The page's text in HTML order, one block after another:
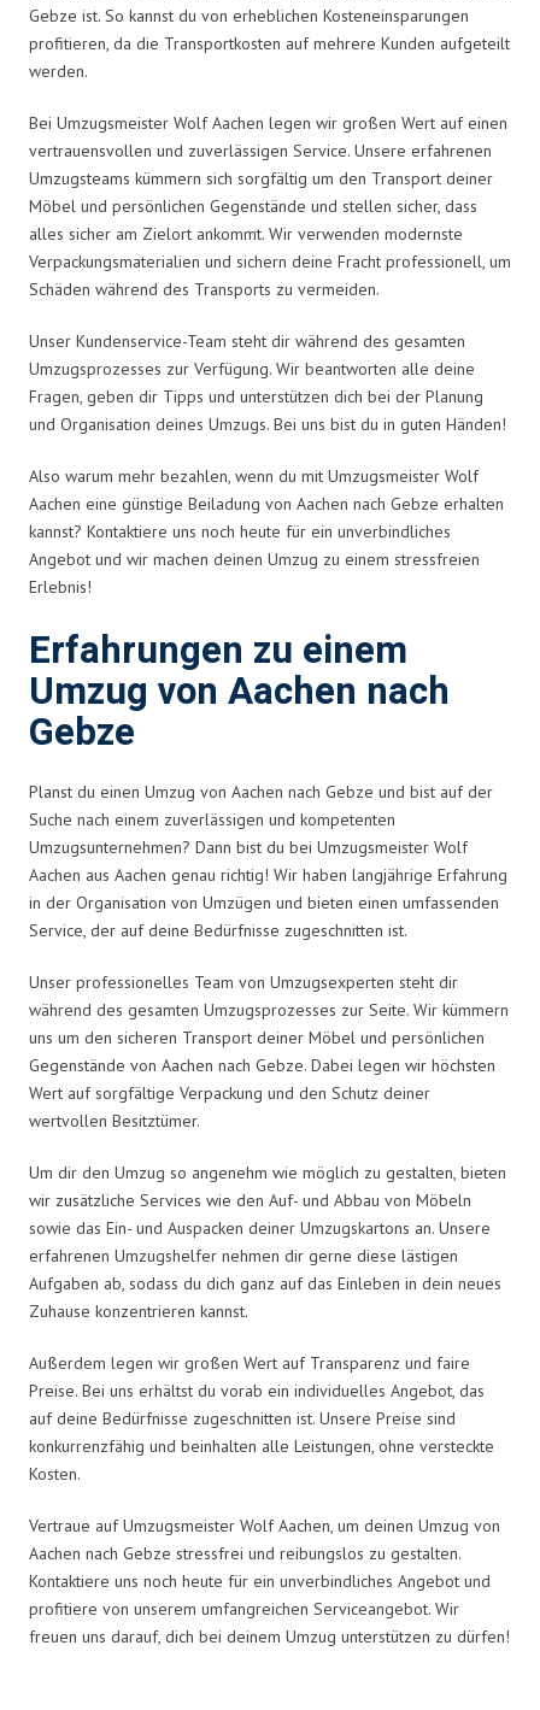
Gebze ist. So kannst du von erheblichen Kosteneinsparungen
profitieren, da die Transportkosten auf mehrere Kunden aufgeteilt
werden.
Bei Umzugsmeister Wolf Aachen legen wir großen Wert auf einen
vertrauensvollen und zuverlässigen Service. Unsere erfahrenen
Umzugsteams kümmern sich sorgfältig um den Transport deiner
Möbel und persönlichen Gegenstände und stellen sicher, dass
alles sicher am Zielort ankommt. Wir verwenden modernste
Verpackungsmaterialien und sichern deine Fracht professionell, um
Schäden während des Transports zu vermeiden.
Unser Kundenservice-Team steht dir während des gesamten
Umzugsprozesses zur Verfügung. Wir beantworten alle deine
Fragen, geben dir Tipps und unterstützen dich bei der Planung
und Organisation deines Umzugs. Bei uns bist du in guten Händen!
Also warum mehr bezahlen, wenn du mit Umzugsmeister Wolf
Aachen eine günstige Beiladung von Aachen nach Gebze erhalten
kannst? Kontaktiere uns noch heute für ein unverbindliches
Angebot und wir machen deinen Umzug zu einem stressfreien
Erlebnis!
Erfahrungen zu einem
Umzug von Aachen nach
Gebze
Planst du einen Umzug von Aachen nach Gebze und bist auf der
Suche nach einem zuverlässigen und kompetenten
Umzugsunternehmen? Dann bist du bei Umzugsmeister Wolf
Aachen aus Aachen genau richtig! Wir haben langjährige Erfahrung
in der Organisation von Umzügen und bieten einen umfassenden
Service, der auf deine Bedürfnisse zugeschnitten ist.
Unser professionelles Team von Umzugsexperten steht dir
während des gesamten Umzugsprozesses zur Seite. Wir kümmern
uns um den sicheren Transport deiner Möbel und persönlichen
Gegenstände von Aachen nach Gebze. Dabei legen wir höchsten
Wert auf sorgfältige Verpackung und den Schutz deiner
wertvollen Besitztümer.
Um dir den Umzug so angenehm wie möglich zu gestalten, bieten
wir zusätzliche Services wie den Auf- und Abbau von Möbeln
sowie das Ein- und Auspacken deiner Umzugskartons an. Unsere
erfahrenen Umzugshelfer nehmen dir gerne diese lästigen
Aufgaben ab, sodass du dich ganz auf das Einleben in dein neues
Zuhause konzentrieren kannst.
Außerdem legen wir großen Wert auf Transparenz und faire
Preise. Bei uns erhältst du vorab ein individuelles Angebot, das
auf deine Bedürfnisse zugeschnitten ist. Unsere Preise sind
konkurrenzfähig und beinhalten alle Leistungen, ohne versteckte
Kosten.
Vertraue auf Umzugsmeister Wolf Aachen, um deinen Umzug von
Aachen nach Gebze stressfrei und reibungslos zu gestalten.
Kontaktiere uns noch heute für ein unverbindliches Angebot und
profitiere von unserem umfangreichen Serviceangebot. Wir
freuen uns darauf, dich bei deinem Umzug unterstützen zu dürfen!